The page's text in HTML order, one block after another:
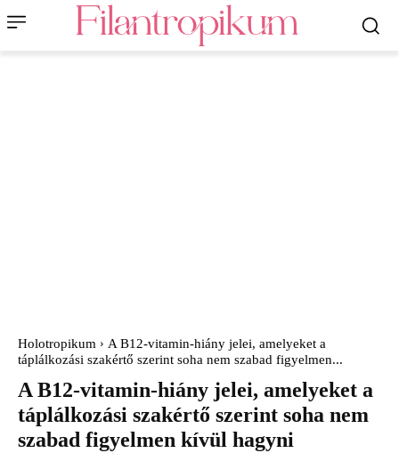
Holotropikum
A B12-vitamin-hiány jelei, amelyeket a
táplálkozási szakértő szerint soha nem szabad figyelmen...
A B12-vitamin-hiány jelei, amelyeket a
táplálkozási szakértő szerint soha nem
szabad figyelmen kívül hagyni